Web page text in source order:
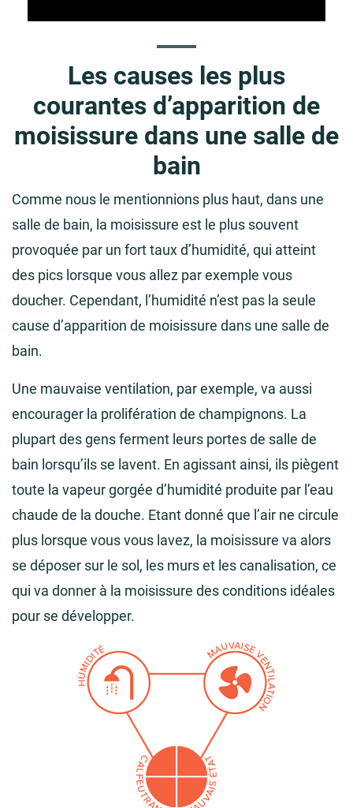
Les causes les plus
courantes d’apparition de
moisissure dans une salle de
bain
Comme nous le mentionnions plus haut, dans une
salle de bain, la moisissure est le plus souvent
provoquée par un fort taux d’humidité, qui atteint
des pics lorsque vous allez par exemple vous
doucher. Cependant, l’humidité n’est pas la seule
cause d’apparition de moisissure dans une salle de
bain.
Une mauvaise ventilation, par exemple, va aussi
encourager la prolifération de champignons. La
plupart des gens ferment leurs portes de salle de
bain lorsqu’ils se lavent. En agissant ainsi, ils piègent
toute la vapeur gorgée d’humidité produite par l’eau
chaude de la douche. Etant donné que l’air ne circule
plus lorsque vous vous lavez, la moisissure va alors
se déposer sur le sol, les murs et les canalisation, ce
qui va donner à la moisissure des conditions idéales
pour se développer.